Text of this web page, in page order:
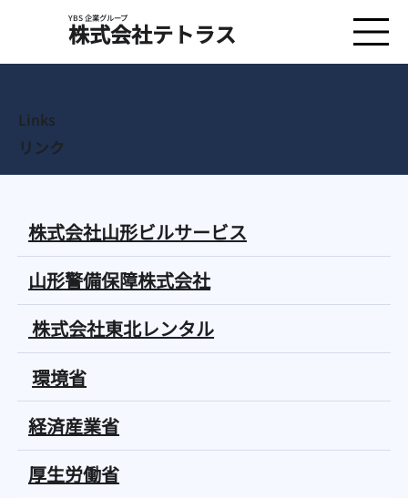
YBS 企業グループ
​株式会社テトラス
株式会社山形ビルサービス
山形警備保障株式会社
株式会社東北レンタル
環境省
経済産業省
厚生労働省
Links
リンク